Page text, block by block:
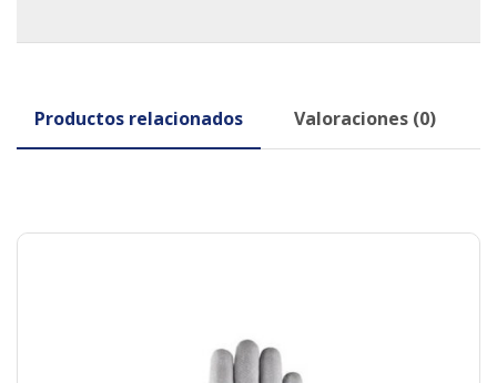
Productos relacionados Valoraciones (0)